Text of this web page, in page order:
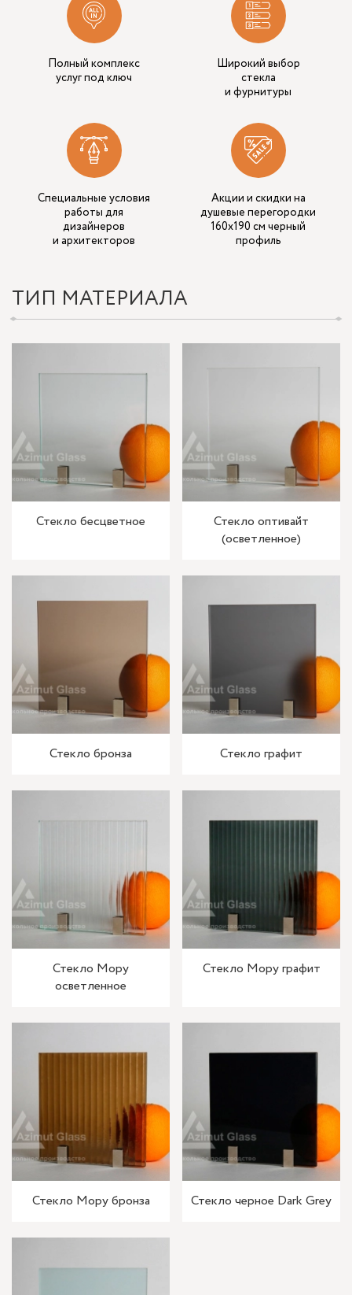
Полный комплекс
услуг под ключ
Широкий выбор
стекла
и фурнитуры
Специальные условия
работы для
дизайнеров
и архитекторов
Акции и скидки на
душевые перегородки
160х190 см черный
профиль
ТИП МАТЕРИАЛА
Стекло бесцветное
Стекло оптивайт
(осветленное)
Стекло бронза Стекло графит
Стекло Мору
осветленное
Стекло Мору графит
Стекло Мору бронза Стекло черное Dark Grey